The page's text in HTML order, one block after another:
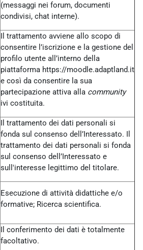
(messaggi nei forum, documenti
condivisi, chat interne).
Il trattamento avviene allo scopo di
consentire l’iscrizione e la gestione del
profilo utente all’interno della
piattaforma https://moodle.adaptland.it
e così da consentire la sua
partecipazione attiva alla community
ivi costituita.
Il trattamento dei dati personali si
fonda sul consenso dell’Interessato. Il
trattamento dei dati personali si fonda
sul consenso dell’Interessato e
sull'interesse legittimo del titolare.
Esecuzione di attività didattiche e/o
formative; Ricerca scientifica.
Il conferimento dei dati è totalmente
facoltativo.